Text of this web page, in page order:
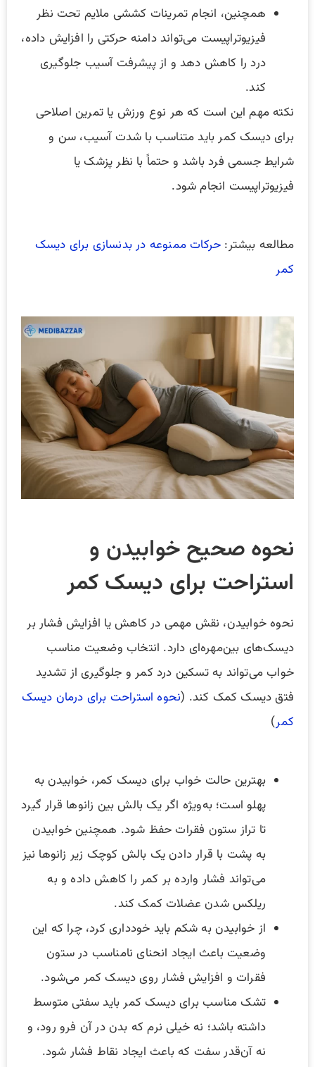
همچنین، انجام تمرینات کششی ملایم تحت نظر
فیزیوتراپیست می‌تواند دامنه حرکتی را افزایش داده،
درد را کاهش دهد و از پیشرفت آسیب جلوگیری
کند.
نکته مهم این است که هر نوع ورزش یا تمرین اصلاحی
برای دیسک کمر باید متناسب با شدت آسیب، سن و
شرایط جسمی فرد باشد و حتماً با نظر پزشک یا
فیزیوتراپیست انجام شود.
مطالعه بیشتر: حرکات ممنوعه در بدنسازی برای دیسک
کمر
نحوه صحیح خوابیدن و
استراحت برای دیسک کمر
نحوه خوابیدن، نقش مهمی در کاهش یا افزایش فشار بر
دیسک‌های بین‌مهره‌ای دارد. انتخاب وضعیت مناسب
خواب می‌تواند به تسکین درد کمر و جلوگیری از تشدید
فتق دیسک کمک کند. (نحوه استراحت برای درمان دیسک
کمر)
بهترین حالت خواب برای دیسک کمر، خوابیدن به
پهلو است؛ به‌ویژه اگر یک بالش بین زانوها قرار گیرد
تا تراز ستون فقرات حفظ شود. همچنین خوابیدن
به پشت با قرار دادن یک بالش کوچک زیر زانوها نیز
می‌تواند فشار وارده بر کمر را کاهش داده و به
ریلکس شدن عضلات کمک کند.
از خوابیدن به شکم باید خودداری کرد، چرا که این
وضعیت باعث ایجاد انحنای نامناسب در ستون
فقرات و افزایش فشار روی دیسک کمر می‌شود.
تشک مناسب برای دیسک کمر باید سفتی متوسط
داشته باشد؛ نه خیلی نرم که بدن در آن فرو رود، و
نه آن‌قدر سفت که باعث ایجاد نقاط فشار شود.